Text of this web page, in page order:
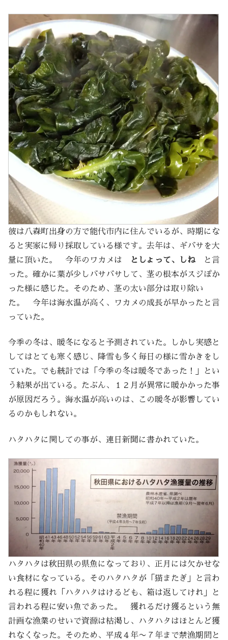
彼は八森町出身の方で能代市内に住んでいるが、時期にな
ると実家に帰り採取している様です。去年は、ギバサを大
量に頂いた。 今年のワカメは
としょって、しね と言
った。確かに葉が少しバサバサして、茎の根本がスジぽか
った様に感じた。そのため、茎の太い部分は取り除い
た。 今年は海水温が高く、ワカメの成長が早かったと言
っていた。
今季の冬は、暖冬になると予測されていた。しかし実感と
してはとても寒く感じ、降雪も多く毎日の様に雪かきをし
ていた。でも統計では「今季の冬は暖冬であった！」とい
う結果が出ている。たぶん、１２月が異常に暖かかった事
が原因だろう。海水温が高いのは、この暖冬が影響してい
るのかもしれない。
ハタハタに関しての事が、連日新聞に書かれていた。
ハタハタは秋田県の県魚になっており、正月には欠かせな
い食材になっている。そのハタハタが「猫またぎ」と言わ
れる程に獲れ「ハタハタはけるども、箱は返してけれ」と
言われる程に安い魚であった。 獲れるだけ獲るという無
計画な漁業のせいで資源は枯渇し、ハタハタはほとんど獲
れなくなった。そのため、平成４年〜７年まで禁漁期間と